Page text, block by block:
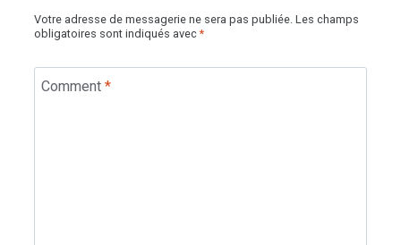
Votre adresse de messagerie ne sera pas publiée. Les champs
obligatoires sont indiqués avec*
Comment *